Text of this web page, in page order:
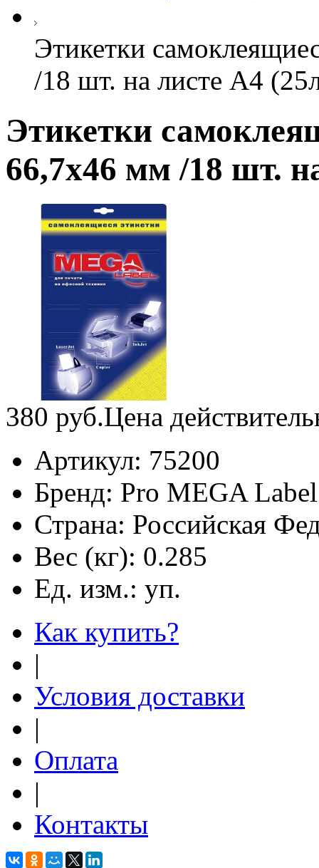
Этикетки
/18 шт. на листе А4
Этикетки
66,7х46 мм /18 шт.
380 руб.Цена
Артикул: 75200
Бренд: Pro MEGA Label
Страна: Российская
Вес (кг): 0.285
Ед. изм.: уп.
Как купить?
|
Условия доставки
|
Оплата
|
Контакты